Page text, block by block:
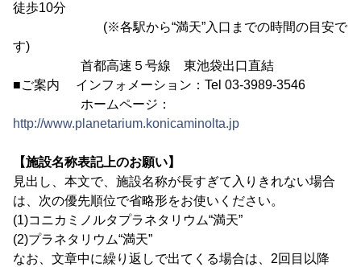
徒歩10分
(※各駅から“満天”入口までの時間の目安で
す)
首都高速５号線 東池袋出口直結
■ご案内 インフォメーション：Tel 03-3989-3546
ホームページ：
http://www.planetarium.konicaminolta.jp
【施設名称表記上のお願い】
見出し、本文で、施設名称が長すぎて入りきれない場合
は、次の優先順位で省略形をお使いください。
(1)コニカミノルタプラネタリウム“満天”
(2)プラネタリウム“満天”
なお、文章中に繰り返しで出てくる場合は、2回目以降